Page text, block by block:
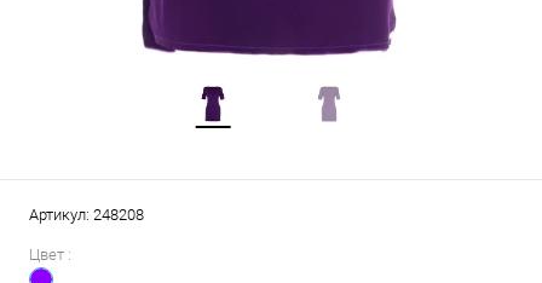
Артикул: 248208
Цвет :